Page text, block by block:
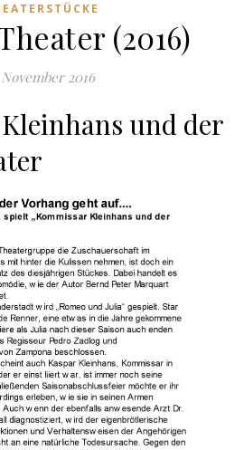
(2016)
November 2016
und der